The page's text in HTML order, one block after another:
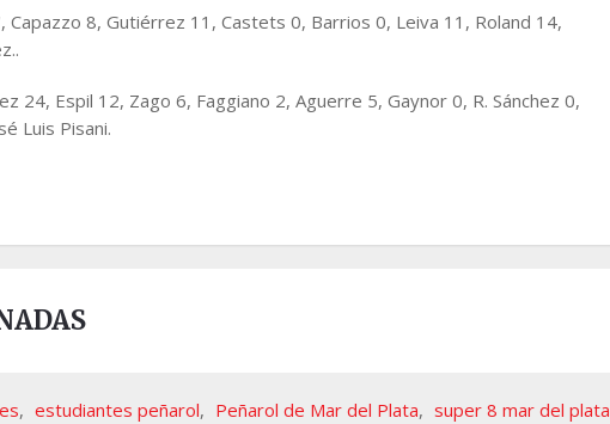
Capazzo 8, Gutiérrez 11, Castets 0, Barrios 0, Leiva 11, Roland 14,
24, Espil 12, Zago 6, Faggiano 2, Aguerre 5, Gaynor 0, R. Sánchez 0,
Luis Pisani.
, estudiantes peñarol, Peñarol de Mar del Plata, super 8 mar del plata